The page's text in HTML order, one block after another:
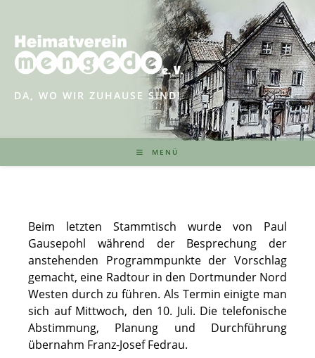
springen
DA, WO WIR ZUHAUSE SIND!
MENÜ
Beim letzten Stammtisch wurde von Paul
Gausepohl während der Besprechung der
anstehenden Programmpunkte der Vorschlag
gemacht, eine Radtour in den Dortmunder Nord
Westen durch zu führen. Als Termin einigte man
sich auf Mittwoch, den 10. Juli. Die telefonische
Abstimmung, Planung und Durchführung
übernahm Franz-Josef Fedrau.